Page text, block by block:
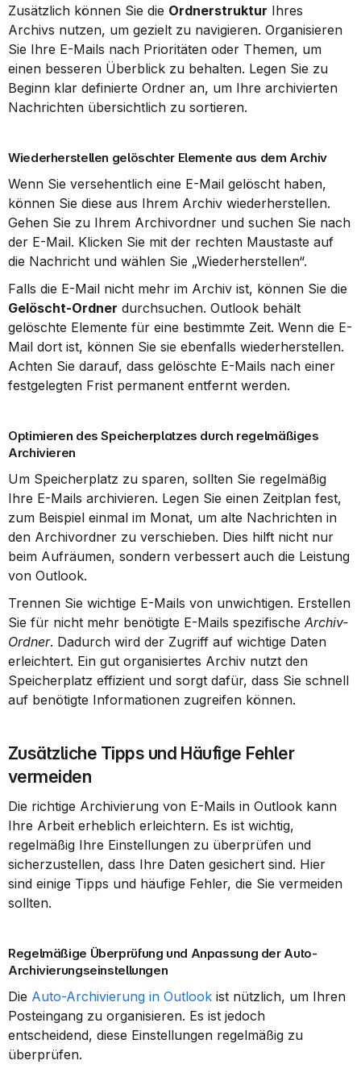
Zusätzlich können Sie die Ordnerstruktur Ihres
Archivs nutzen, um gezielt zu navigieren. Organisieren
Sie Ihre E-Mails nach Prioritäten oder Themen, um
einen besseren Überblick zu behalten. Legen Sie zu
Beginn klar definierte Ordner an, um Ihre archivierten
Nachrichten übersichtlich zu sortieren.
Wiederherstellen gelöschter Elemente aus dem Archiv
Wenn Sie versehentlich eine E-Mail gelöscht haben,
können Sie diese aus Ihrem Archiv wiederherstellen.
Gehen Sie zu Ihrem Archivordner und suchen Sie nach
der E-Mail. Klicken Sie mit der rechten Maustaste auf
die Nachricht und wählen Sie „Wiederherstellen“.
Gelöscht-Ordner durchsuchen. Outlook behält
gelöschte Elemente für eine bestimmte Zeit. Wenn die E-
Mail dort ist, können Sie sie ebenfalls wiederherstellen.
Achten Sie darauf, dass gelöschte E-Mails nach einer
festgelegten Frist permanent entfernt werden.
Optimieren des Speicherplatzes durch regelmäßiges
Archivieren
Um Speicherplatz zu sparen, sollten Sie regelmäßig
Ihre E-Mails archivieren. Legen Sie einen Zeitplan fest,
zum Beispiel einmal im Monat, um alte Nachrichten in
den Archivordner zu verschieben. Dies hilft nicht nur
beim Aufräumen, sondern verbessert auch die Leistung
von Outlook.
Trennen Sie wichtige E-Mails von unwichtigen. Erstellen
Sie für nicht mehr benötigte E-Mails spezifische Archiv-
Ordner. Dadurch wird der Zugriff auf wichtige Daten
erleichtert. Ein gut organisiertes Archiv nutzt den
Speicherplatz effizient und sorgt dafür, dass Sie schnell
auf benötigte Informationen zugreifen können.
Zusätzliche Tipps und Häufige Fehler
vermeiden
Die richtige Archivierung von E-Mails in Outlook kann
Ihre Arbeit erheblich erleichtern. Es ist wichtig,
regelmäßig Ihre Einstellungen zu überprüfen und
sicherzustellen, dass Ihre Daten gesichert sind. Hier
sind einige Tipps und häufige Fehler, die Sie vermeiden
sollten.
Regelmäßige Überprüfung und Anpassung der Auto-
Archivierungseinstellungen
Die Auto-Archivierung in Outlook ist nützlich, um Ihren
Posteingang zu organisieren. Es ist jedoch
entscheidend, diese Einstellungen regelmäßig zu
überprüfen.